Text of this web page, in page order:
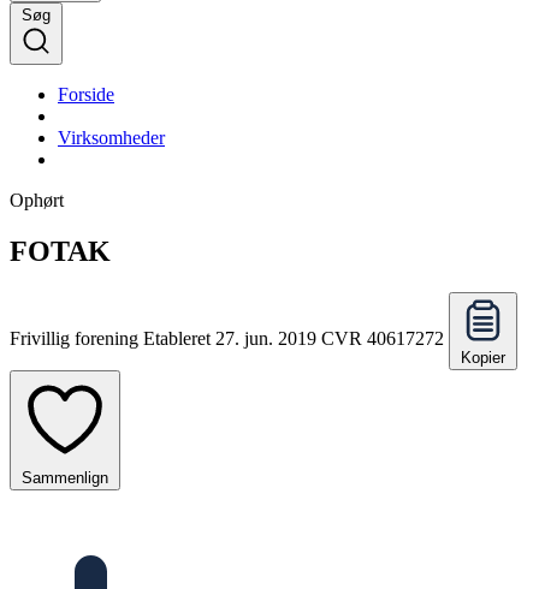
Søg
Forside
Virksomheder
Ophørt
FOTAK
Frivillig forening Etableret 27. jun. 2019 CVR 40617272
Kopier
Sammenlign